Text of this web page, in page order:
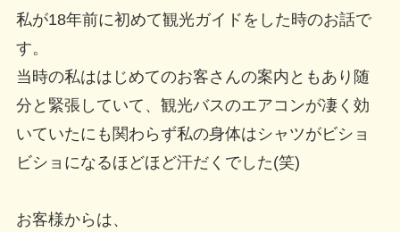
私が18年前に初めて観光ガイドをした時のお話で
す。
当時の私ははじめてのお客さんの案内ともあり随
分と緊張していて、観光バスのエアコンが凄く効
いていたにも関わらず私の身体はシャツがビショ
ビショになるほどほど汗だくでした(笑)
お客様からは、